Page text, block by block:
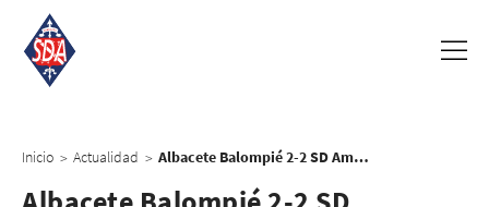
Inicio > Actualidad > Albacete Balompié 2-2 SD Amorebieta: Tablas en el trepidante duelo del Carlos Belmonte